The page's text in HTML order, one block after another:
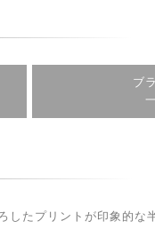
ブ
たプリントが印象的な